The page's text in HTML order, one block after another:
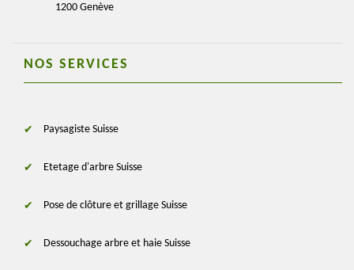
1200 Genève
NOS SERVICES
Paysagiste Suisse
Etetage d'arbre Suisse
Pose de clôture et grillage Suisse
Dessouchage arbre et haie Suisse